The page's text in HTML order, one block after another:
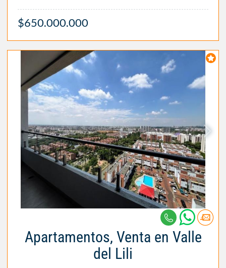
$650.000.000
Apartamentos, Venta en Valle
del Lili